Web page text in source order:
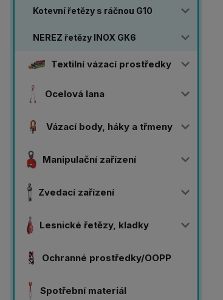
Kotevní řetězy s ráčnou G10
NEREZ řetězy INOX GK6
Textilní vázací prostředky
Ocelová lana
Vázací body, háky a třmeny
Manipulační zařízení
Zvedací zařízení
Lesnické řetězy, kladky
Ochranné prostředky/OOPP
Spotřební materiál